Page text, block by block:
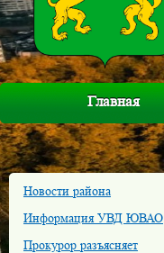
Главная
Новости района
Информация УВД ЮВАО
Прокурор разъясняет